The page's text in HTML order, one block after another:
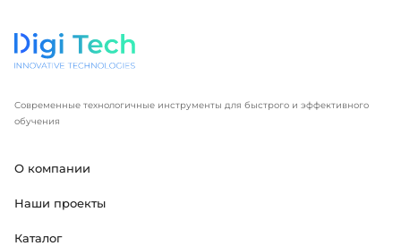
Современные технологичные инструменты для быстрого и эффективного
обучения
О компании
Наши проекты
Каталог